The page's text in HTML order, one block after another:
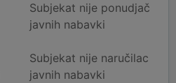
Subjekat nije ponudjač
javnih nabavki
Subjekat nije naručilac
javnih nabavki